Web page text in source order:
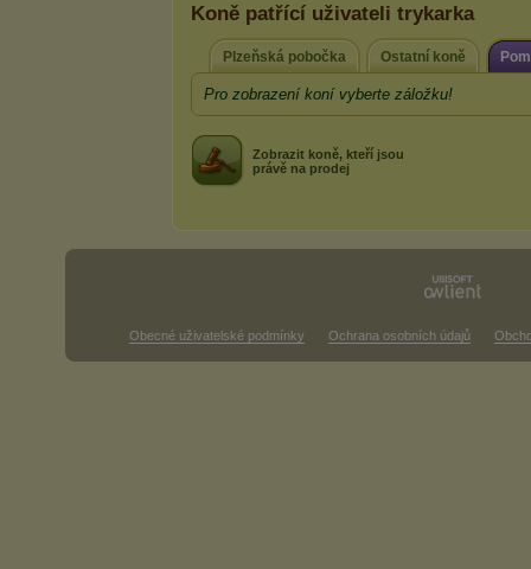
Koně patřící uživateli trykarka
Plzeňská pobočka Ostatní koně
Pro zobrazení koní vyberte záložku!
Zobrazit koně, kteří jsou
právě na prodej
Obecné uživatelské podmínky Ochrana osobních údajů